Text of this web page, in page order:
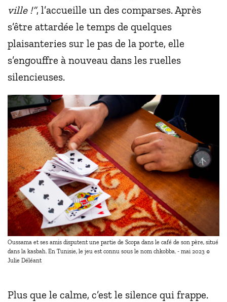
ville !”, l’accueille un des comparses. Après
s’être attardée le temps de quelques
plaisanteries sur le pas de la porte, elle
s’engouffre à nouveau dans les ruelles
silencieuses.
Oussama et ses amis disputent une partie de Scopa dans le café de son père, situé
dans la kasbah. En Tunisie, le jeu est connu sous le nom chkobba. - mai 2023 ©
Julie Déléant
Plus que le calme, c’est le silence qui frappe.